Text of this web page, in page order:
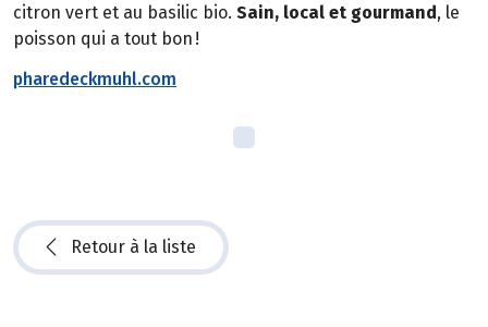
citron vert et au basilic bio. Sain, local et gourmand, le
poisson qui a tout bon !
pharedeckmuhl.com
Retour à la liste